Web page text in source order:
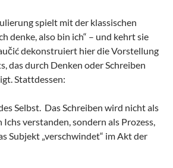
spielt mit der klassischen
denke, also bin ich“ – und kehrt sie
dekonstruiert hier die Vorstellung
das durch Denken oder Schreiben
Stattdessen:
Selbst. Das Schreiben wird nicht als
verstanden, sondern als Prozess,
Subjekt „verschwindet“ im Akt der